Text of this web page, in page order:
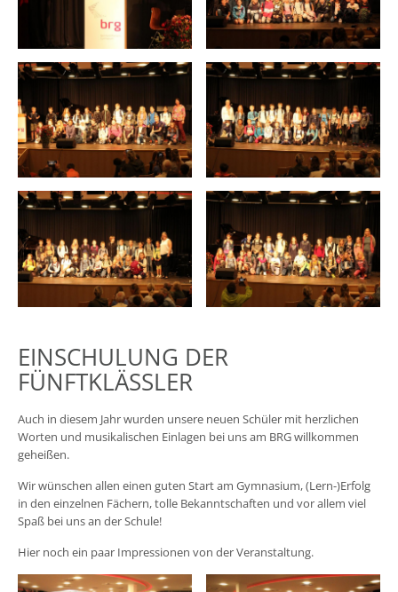
EINSCHULUNG DER
FÜNFTKLÄSSLER
Auch in diesem Jahr wurden unsere neuen Schüler mit herzlichen
Worten und musikalischen Einlagen bei uns am BRG willkommen
geheißen.
Wir wünschen allen einen guten Start am Gymnasium, (Lern-)Erfolg
in den einzelnen Fächern, tolle Bekanntschaften und vor allem viel
Spaß bei uns an der Schule!
Hier noch ein paar Impressionen von der Veranstaltung.